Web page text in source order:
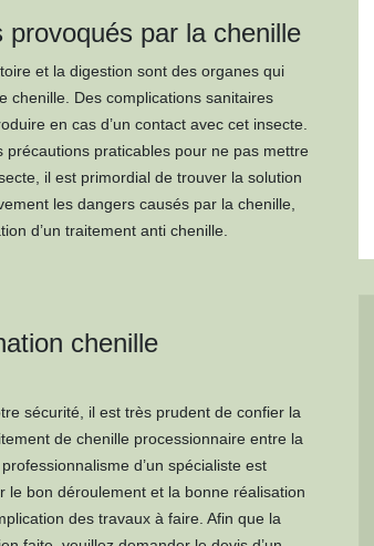
par la chenille
et la digestion sont des organes qui
chenille. Des complications sanitaires
en cas d’un contact avec cet insecte.
précautions praticables pour ne pas mettre
il est primordial de trouver la solution
les dangers causés par la chenille,
d’un traitement anti chenille.
chenille
sécurité, il est très prudent de confier la
de chenille processionnaire entre la
d’un spécialiste est
le bon déroulement et la bonne réalisation
des travaux à faire. Afin que la